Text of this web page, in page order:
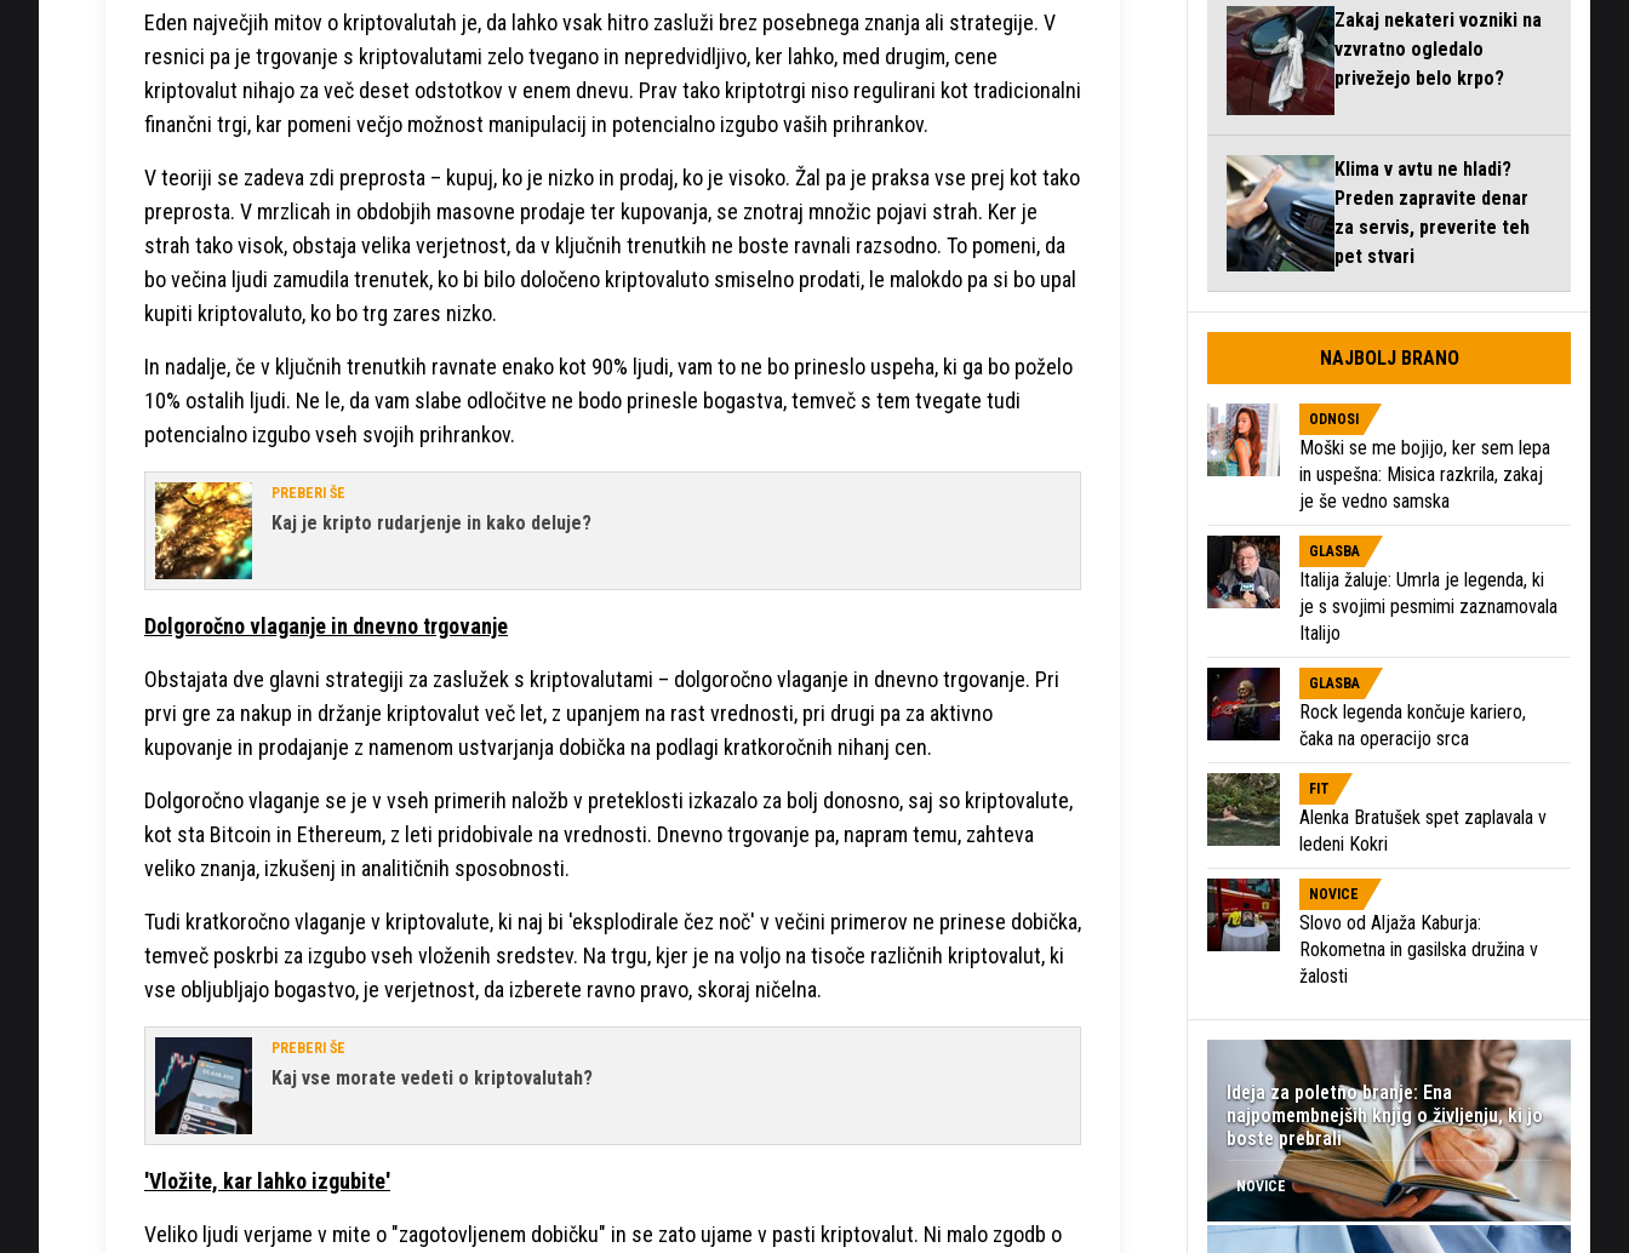
Eden največjih mitov o kriptovalutah je, da lahko vsak hitro zasluži brez posebnega znanja ali strategije. V
resnici pa je trgovanje s kriptovalutami zelo tvegano in nepredvidljivo, ker lahko, med drugim, cene
kriptovalut nihajo za več deset odstotkov v enem dnevu. Prav tako kriptotrgi niso regulirani kot tradicionalni
finančni trgi, kar pomeni večjo možnost manipulacij in potencialno izgubo vaših prihrankov.
V teoriji se zadeva zdi preprosta – kupuj, ko je nizko in prodaj, ko je visoko. Žal pa je praksa vse prej kot tako
preprosta. V mrzlicah in obdobjih masovne prodaje ter kupovanja, se znotraj množic pojavi strah. Ker je
strah tako visok, obstaja velika verjetnost, da v ključnih trenutkih ne boste ravnali razsodno. To pomeni, da
bo večina ljudi zamudila trenutek, ko bi bilo določeno kriptovaluto smiselno prodati, le malokdo pa si bo upal
kupiti kriptovaluto, ko bo trg zares nizko.
In nadalje, če v ključnih trenutkih ravnate enako kot 90% ljudi, vam to ne bo prineslo uspeha, ki ga bo poželo
10% ostalih ljudi. Ne le, da vam slabe odločitve ne bodo prinesle bogastva, temveč s tem tvegate tudi
potencialno izgubo vseh svojih prihrankov.
PREBERI ŠE
Kaj je kripto rudarjenje in kako deluje?
Dolgoročno vlaganje in dnevno trgovanje
Obstajata dve glavni strategiji za zaslužek s kriptovalutami – dolgoročno vlaganje in dnevno trgovanje. Pri
prvi gre za nakup in držanje kriptovalut več let, z upanjem na rast vrednosti, pri drugi pa za aktivno
kupovanje in prodajanje z namenom ustvarjanja dobička na podlagi kratkoročnih nihanj cen.
Dolgoročno vlaganje se je v vseh primerih naložb v preteklosti izkazalo za bolj donosno, saj so kriptovalute,
kot sta Bitcoin in Ethereum, z leti pridobivale na vrednosti. Dnevno trgovanje pa, napram temu, zahteva
veliko znanja, izkušenj in analitičnih sposobnosti.
Tudi kratkoročno vlaganje v kriptovalute, ki naj bi 'eksplodirale čez noč' v večini primerov ne prinese dobička,
temveč poskrbi za izgubo vseh vloženih sredstev. Na trgu, kjer je na voljo na tisoče različnih kriptovalut, ki
vse obljubljajo bogastvo, je verjetnost, da izberete ravno pravo, skoraj ničelna.
PREBERI ŠE
Kaj vse morate vedeti o kriptovalutah?
'Vložite, kar lahko izgubite'
Veliko ljudi verjame v mite o "zagotovljenem dobičku" in se zato ujame v pasti kriptovalut. Ni malo zgodb o
Zakaj nekateri vozniki na
vzvratno ogledalo
privežejo belo krpo?
Klima v avtu ne hladi?
Preden zapravite denar
za servis, preverite teh
pet stvari
NAJBOLJ BRANO
ODNOSI
Moški se me bojijo, ker sem lepa
in uspešna: Misica razkrila, zakaj
je še vedno samska
GLASBA
Italija žaluje: Umrla je legenda, ki
je s svojimi pesmimi zaznamovala
Italijo
GLASBA
Rock legenda končuje kariero,
čaka na operacijo srca
FIT
Alenka Bratušek spet zaplavala v
ledeni Kokri
NOVICE
Slovo od Aljaža Kaburja:
Rokometna in gasilska družina v
žalosti
Ideja za poletno branje: Ena
najpomembnejših knjig o življenju, ki jo
boste prebrali
NOVICE